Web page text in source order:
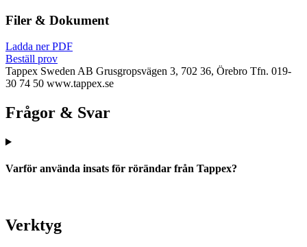
Filer & Dokument
Ladda ner PDF
Beställ prov
Tappex Sweden AB Grusgropsvägen 3, 702 36, Örebro Tfn. 019-
30 74 50 www.tappex.se
Frågor & Svar
Varför använda insats för rörändar från Tappex?
Verktyg